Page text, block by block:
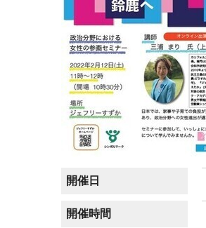
開催日
開催時間